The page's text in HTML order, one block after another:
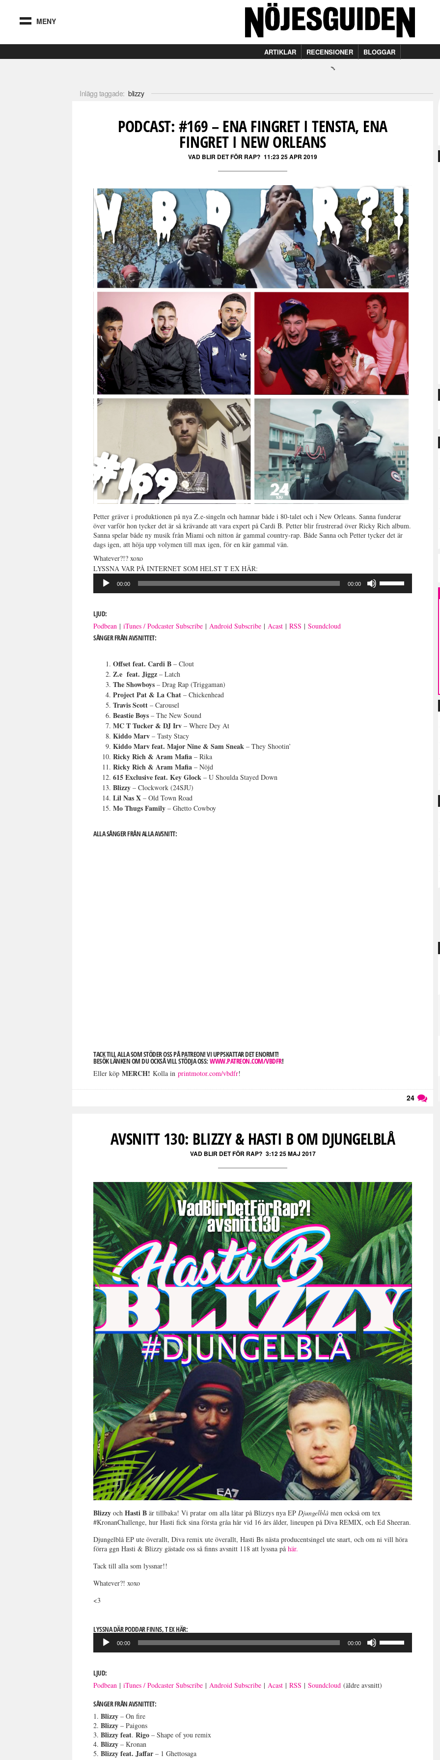
MENY
ARTIKLAR RECENSIONER BLOGGAR
Inlägg taggade: blizzy
PODCAST: #169 – ENA FINGRET I TENSTA, ENA
FINGRET I NEW ORLEANS
VAD BLIR DET FÖR RAP? 11:23 25 APR 2019
Petter gräver i produktionen på nya Z.e-singeln och hamnar både i 80-talet och i New Orleans. Sanna funderar
över varför hon tycker det är så krävande att vara expert på Cardi B. Petter blir frustrerad över Ricky Rich album.
Sanna spelar både ny musik från Miami och nitton år gammal country-rap. Både Sanna och Petter tycker det är
dags igen, att höja upp volymen till max igen, för en kär gammal vän.
Whatever?!? xoxo
LYSSNA VAR PÅ INTERNET SOM HELST T EX HÄR:
Ljudspelare
00:00 00:00
LJUD:
Podbean |iTunes / Podcaster Subscribe | Android Subscribe | Acast |RSS |Soundcloud
SÅNGER FRÅN AVSNITTET:
Offset feat. Cardi B – Clout
Z.e feat. Jiggz – Latch
The Showboys – Drag Rap (Triggaman)
Project Pat & La Chat – Chickenhead
Travis Scott – Carousel
Beastie Boys – The New Sound
MC T Tucker & DJ Irv – Where Dey At
Kiddo Marv – Tasty Stacy
Kiddo Marv feat. Major Nine & Sam Sneak – They Shootin’
Ricky Rich & Aram Mafia – Rika
Ricky Rich & Aram Mafia – Nöjd
615 Exclusive feat. Key Glock – U Shoulda Stayed Down
Blizzy – Clockwork (24SJU)
Lil Nas X – Old Town Road
Mo Thugs Family – Ghetto Cowboy
ALLA SÅNGER FRÅN ALLA AVSNITT:
TACK TILL ALLA SOM STÖDER OSS PÅ PATREON! VI UPPSKATTAR DET ENORMT!
BESÖK LÄNKEN OM DU OCKSÅ VILL STÖDJA OSS:WWW.PATREON.COM/VBDFR!
Eller köpMERCH! Kolla inprintmotor.com/vbdfr!
24
AVSNITT 130: BLIZZY & HASTI B OM DJUNGELBLÅ
VAD BLIR DET FÖR RAP? 3:12 25 MAJ 2017
Blizzy ochHasti B är tillbaka! Vi pratar om alla låtar på Blizzys nya EPDjungelblå men också om tex
#KronanChallenge, hur Hasti fick sina första gråa hår vid 16 års ålder, lineupen på Diva REMIX, och Ed Sheeran.
Djungelblå EP ute överallt, Diva remix ute överallt, Hasti Bs nästa producentsingel ute snart, och om ni vill höra
förra ggn Hasti & Blizzy gästade oss så finns avsnitt 118 att lyssna påhär.
Tack till alla som lyssnar!!
Whatever?! xoxo
<3
LYSSNA DÄR PODDAR FINNS, T EX HÄR:
Ljudspelare
00:00 00:00
öka
LJUD:
Podbean |iTunes / Podcaster Subscribe |Android Subscribe |Acast |RSS |Soundcloud (äldre avsnitt)
SÅNGER FRÅN AVSNITTET:
1.Blizzy – On fire
2.Blizzy – Paigons
3.Blizzyfeat.Rigo – Shape of you remix
4.Blizzy – Kronan
5.Blizzyfeat. Jaffar – 1 Ghettosaga